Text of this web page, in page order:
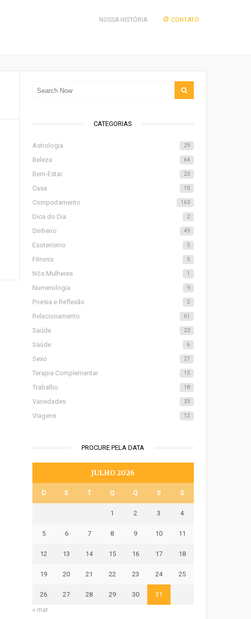
NOSSA HISTÓRIA CONTATO
CATEGORIAS
Astrologia 29
Beleza 64
Bem-Estar 23
Casa 10
Comportamento 163
Dica do Dia 2
Dinheiro 49
Esoterismo 5
Fitness 5
Nós Mulheres 1
Numerologia 9
Poesia e Reflexão 2
Relacionamento 61
Saúde 23
Saúde 6
Sexo 27
Terapia Complementar 15
Trabalho 18
Variedades 33
Viagens 12
PROCURE PELA DATA
JULHO 2026
D S T Q Q S S
1 2 3 4
5 6 7 8 9 10 11
12 13 14 15 16 17 18
19 20 21 22 23 24 25
26 27 28 29 30
31
« mar